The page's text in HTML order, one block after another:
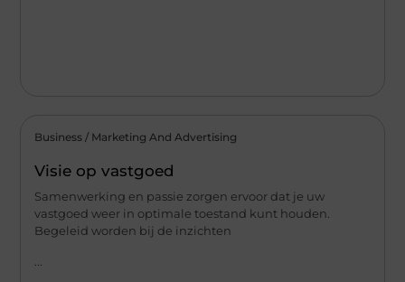
Business / Marketing And Advertising
Visie op vastgoed
Samenwerking en passie zorgen ervoor dat je uw
vastgoed weer in optimale toestand kunt houden.
Begeleid worden bij de inzichten